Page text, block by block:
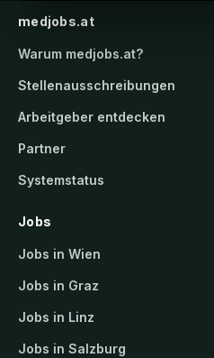
medjobs.at
Warum medjobs.at?
Stellenausschreibungen
Arbeitgeber entdecken
Partner
Systemstatus
Jobs
Jobs in Wien
Jobs in Graz
Jobs in Linz
Jobs in Salzburg